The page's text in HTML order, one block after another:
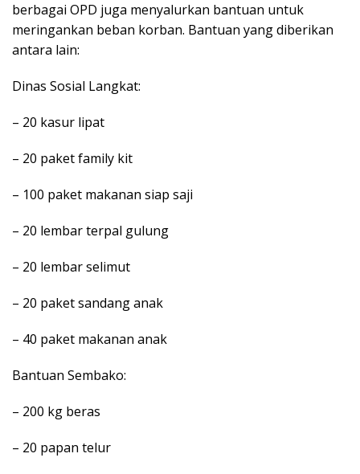
berbagai OPD juga menyalurkan bantuan untuk
meringankan beban korban. Bantuan yang diberikan
antara lain:
Dinas Sosial Langkat:
– 20 kasur lipat
– 20 paket family kit
– 100 paket makanan siap saji
– 20 lembar terpal gulung
– 20 lembar selimut
– 20 paket sandang anak
– 40 paket makanan anak
Bantuan Sembako:
– 200 kg beras
– 20 papan telur